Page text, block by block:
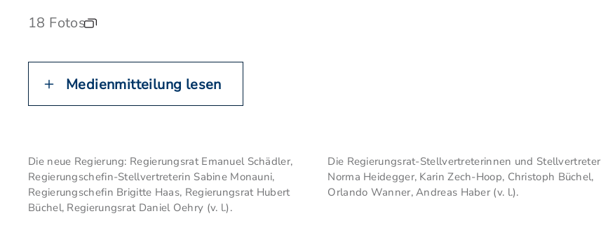
18 Fotos
Medienmitteilung lesen
Die neue Regierung: Regierungsrat Emanuel Schädler,
Regierungschefin-Stellvertreterin Sabine Monauni,
Regierungschefin Brigitte Haas, Regierungsrat Hubert
Büchel, Regierungsrat Daniel Oehry (v. l.).
Die Regierungsrat-Stellvertreterinnen und Stellvertreter
Norma Heidegger, Karin Zech-Hoop, Christoph Büchel,
Orlando Wanner, Andreas Haber (v. l.).